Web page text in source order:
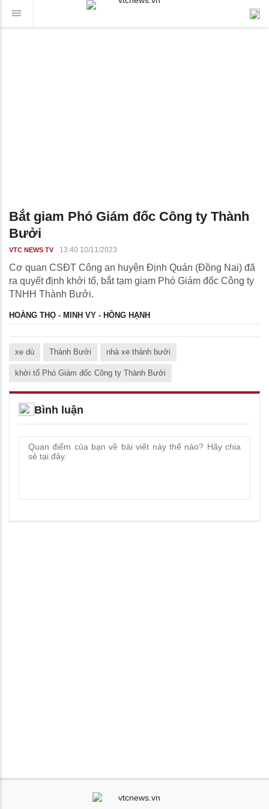
Bắt giam Phó Giám đốc Công ty Thành
Bưởi
VTC NEWS TV 13:40 10/11/2023
Cơ quan CSĐT Công an huyện Định Quán (Đồng Nai) đã
ra quyết định khởi tố, bắt tạm giam Phó Giám đốc Công ty
TNHH Thành Bưởi.
HOÀNG THỌ - MINH VY - HỒNG HẠNH
xe dù Thành Bưởi nhà xe thành bưởi
khởi tố Phó Giám đốc Công ty Thành Bưởi
Bình luận